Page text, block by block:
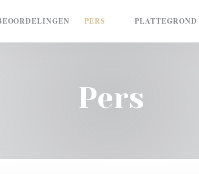
PERS
Pers